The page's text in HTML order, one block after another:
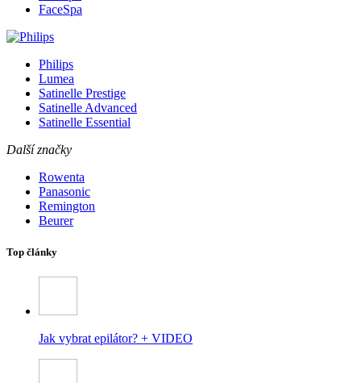
FaceSpa
Philips
Lumea
Satinelle Prestige
Satinelle Advanced
Satinelle Essential
Další značky
Rowenta
Panasonic
Remington
Beurer
Top články
Jak vybrat epilátor? + VIDEO